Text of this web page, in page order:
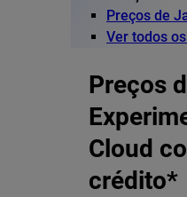
Preços de
Ver todos
Preços
Cloud
crédito*